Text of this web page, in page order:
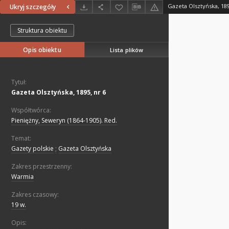
Ukryj szczegóły Gazeta Olsztyńska,
Struktura obiektu
Opis obiektu Lista plików
Tytuł:
Gazeta Olsztyńska, 1895, nr 6
Współtwórca:
Pieniężny, Seweryn (1864-1905). Red.
Temat:
Gazety polskie ; Gazeta Olsztyńska
Zakres przestrzenny:
Warmia
Zakres czasowy:
19 w.
Opis: